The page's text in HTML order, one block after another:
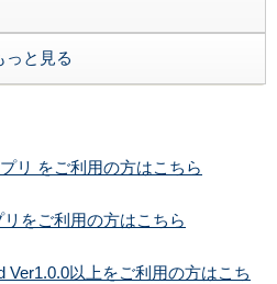
っと見る
リ をご利用の方はこちら
をご利用の方はこちら
Ver1.0.0以上をご利用の方はこち